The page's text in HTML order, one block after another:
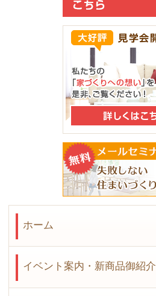
ホーム
イベント案内・新商品御紹介